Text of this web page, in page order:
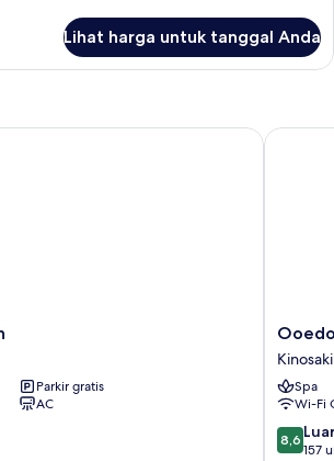
Lihat harga untuk tanggal Anda
Parkir gratis
AC
Ooedo
Onsen
Kinosaki
Kinosaki
Onsen
Spa
Wi-Fi
8.6
dari
8,6
157
Ooedo